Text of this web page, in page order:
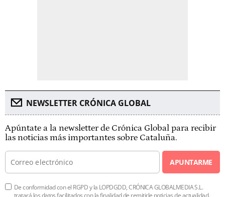
NEWSLETTER CRÓNICA GLOBAL
Apúntate a la newsletter de Crónica Global para recibir
las noticias más importantes sobre Cataluña.
APUNTARME
De conformidad con el RGPD y la LOPDGDD, CRÓNICA GLOBALMEDIA S.L.
tratará los datos facilitados con la finalidad de remitirle noticias de actualidad.